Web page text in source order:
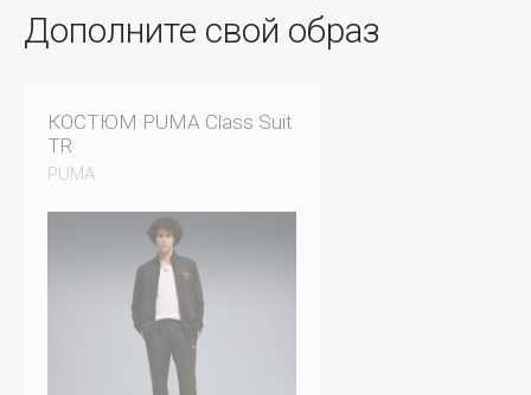
Дополните свой образ
КОСТЮМ PUMA Class Suit
TR
PUMA